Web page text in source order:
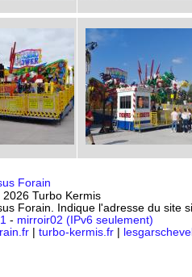
Turbo Kermis
Forain. Indique l'adresse du site
- mirroir02 (IPv6 seulement)
| turbo-kermis.fr|